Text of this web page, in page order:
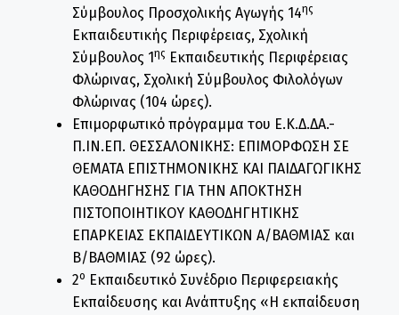
Σύμβουλος Προσχολικής Αγωγής 14ης
Εκπαιδευτικής Περιφέρειας, Σχολική
Σύμβουλος 1 ης Εκπαιδευτικής Περιφέρειας
Φλώρινας, Σχολική Σύμβουλος Φιλολόγων
Φλώρινας (104 ώρες).
Επιμορφωτικό πρόγραμμα του Ε.Κ.Δ.ΔΑ.-
Π.ΙΝ.ΕΠ. ΘΕΣΣΑΛΟΝΙΚΗΣ: ΕΠΙΜΟΡΦΩΣΗ ΣΕ
ΘΕΜΑΤΑ ΕΠΙΣΤΗΜΟΝΙΚΗΣ ΚΑΙ ΠΑΙΔΑΓΩΓΙΚΗΣ
ΚΑΘΟΔΗΓΗΣΗΣ ΓΙΑ ΤΗΝ ΑΠΟΚΤΗΣΗ
ΠΙΣΤΟΠΟΙΗΤΙΚΟΥ ΚΑΘΟΔΗΓΗΤΙΚΗΣ
ΕΠΑΡΚΕΙΑΣ ΕΚΠΑΙΔΕΥΤΙΚΩΝ Α/ΒΑΘΜΙΑΣ και
Β/ΒΑΘΜΙΑΣ (92 ώρες).
2ο Εκπαιδευτικό Συνέδριο Περιφερειακής
Εκπαίδευσης και Ανάπτυξης «Η εκπαίδευση